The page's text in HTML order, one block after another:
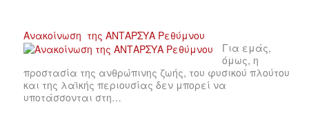
Ανακοίνωση της ΑΝΤΑΡΣΥΑ Ρεθύμνου
Για εμάς,
όμως, η
προστασία της ανθρώπινης ζωής, του φυσικού πλούτου
και της λαϊκής περιουσίας δεν μπορεί να
υποτάσσονται στη…